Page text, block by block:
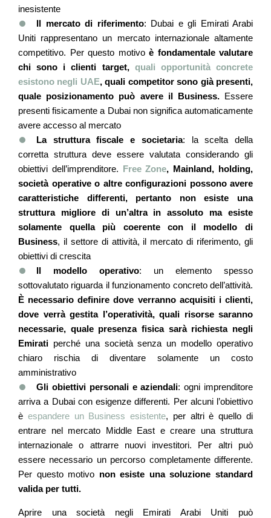
inesistente
Il mercato di riferimento: Dubai e gli Emirati Arabi
Uniti rappresentano un mercato internazionale altamente
competitivo. Per questo motivo è fondamentale valutare
chi sono i clienti target, quali opportunità concrete
esistono negli UAE, quali competitor sono già presenti,
quale posizionamento può avere il Business.Essere
presenti fisicamente a Dubai non significa automaticamente
avere accesso al mercato
La struttura fiscale e societaria: la scelta della
corretta struttura deve essere valutata considerando gli
obiettivi dell’imprenditore. Free Zone, Mainland, holding,
società operative o altre configurazioni possono avere
caratteristiche differenti, pertanto non esiste una
struttura migliore di un’altra in assoluto ma esiste
solamente quella più coerente con il modello di
Business, il settore di attività, il mercato di riferimento, gli
obiettivi di crescita
Il modello operativo: un elemento spesso
sottovalutato riguarda il funzionamento concreto dell’attività.
È necessario definire dove verranno acquisiti i clienti,
dove verrà gestita l’operatività, quali risorse saranno
necessarie, quale presenza fisica sarà richiesta negli
Emirati perché una società senza un modello operativo
chiaro rischia di diventare solamente un costo
amministrativo
Gli obiettivi personali e aziendali: ogni imprenditore
arriva a Dubai con esigenze differenti. Per alcuni l’obiettivo
è espandere un Business esistente, per altri è quello di
entrare nel mercato Middle East e creare una struttura
internazionale o attrarre nuovi investitori. Per altri può
essere necessario un percorso completamente differente.
Per questo motivo non esiste una soluzione standard
valida per tutti.
Aprire una società negli Emirati Arabi Uniti può